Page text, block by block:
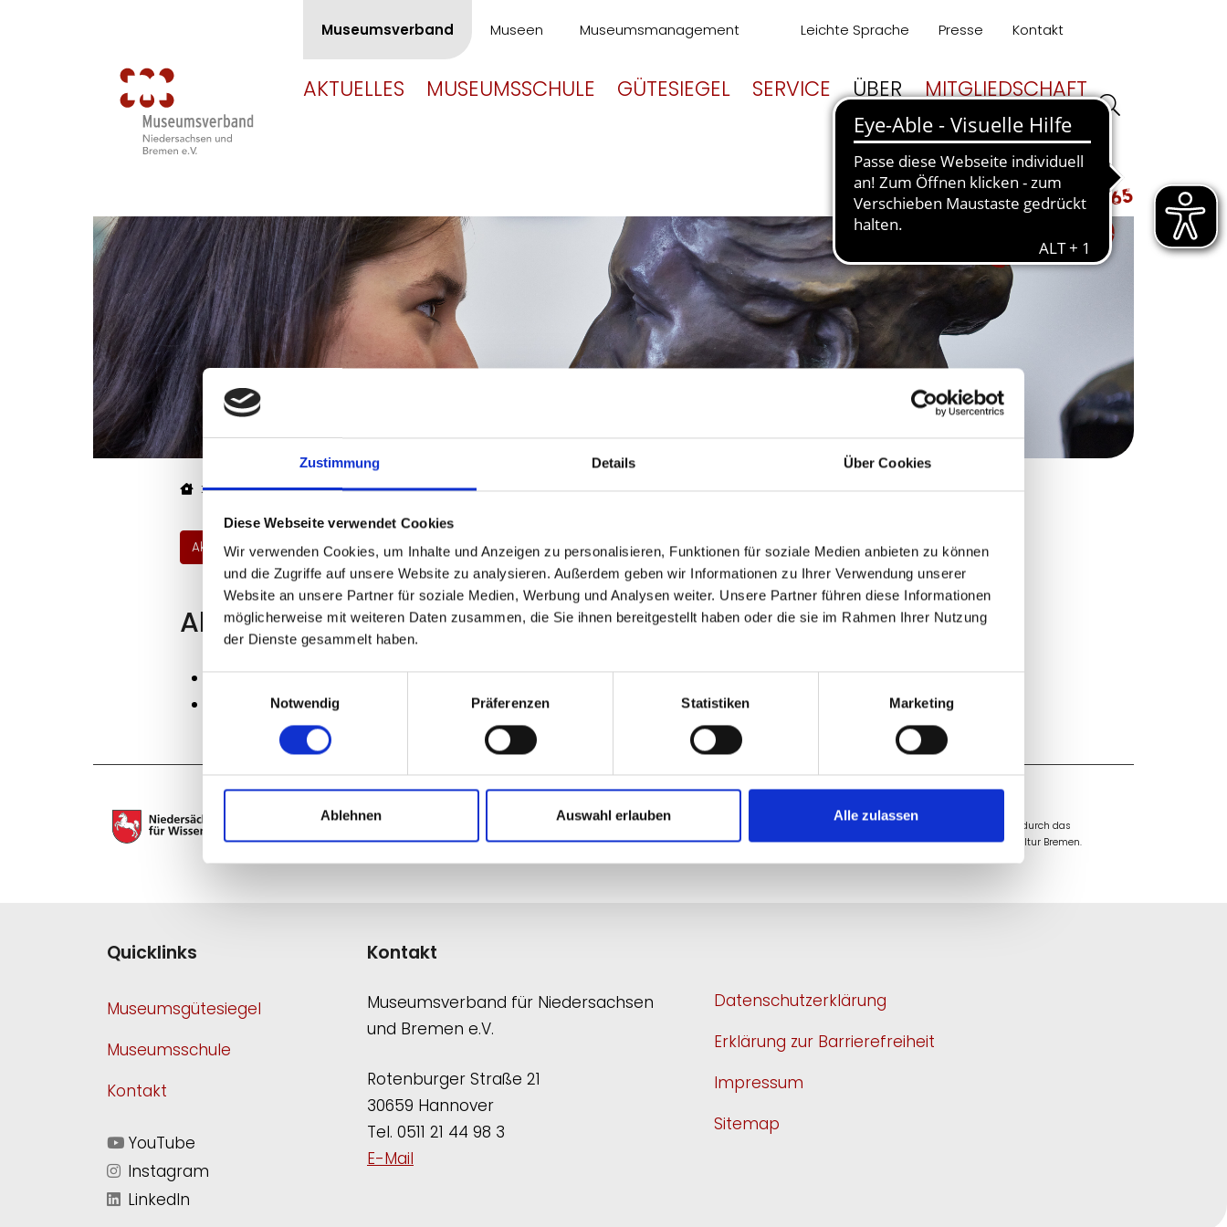
Zustimmung Details Über Cookies
Diese Webseite verwendet Cookies
Wir verwenden Cookies, um Inhalte und Anzeigen zu personalisieren, Funktionen für soziale Medien anbieten zu können
und die Zugriffe auf unsere Website zu analysieren. Außerdem geben wir Informationen zu Ihrer Verwendung unserer
Website an unsere Partner für soziale Medien, Werbung und Analysen weiter. Unsere Partner führen diese Informationen
möglicherweise mit weiteren Daten zusammen, die Sie ihnen bereitgestellt haben oder die sie im Rahmen Ihrer Nutzung
der Dienste gesammelt haben.
Notwendig
Präferenzen Statistiken Marketing
Ablehnen Auswahl erlauben Alle zulassen
Museumsverband Museen Museumsmanagement Leichte Sprache Presse Kontakt
AKTUELLES MUSEUMSSCHULE GÜTESIEGEL SERVICE
ÜBER
UNS
MITGLIEDSCHAFT
Startseite
Museumsverband Über uns Projekte Abgeschlossene Projekte
Aktuelle Projekte Abgeschlossene Projekte
Abgeschlossene Projekte
Digital-analoge Strategie
Erstcheck zu Sammlungsgut aus kolonialen Kontexten
Die Arbeit des Museumsverbandes Niedersachsen und Bremen e.V. wird gefördert durch das
Niedersächsische Ministerium für Wissenschaft und Kultur und den Senator für Kultur Bremen.
Quicklinks
Museumsgütesiegel
Museumsschule
Kontakt
YouTube
Instagram
LinkedIn
Kontakt
Museumsverband für Niedersachsen
und Bremen e.V.
Rotenburger Straße 21
30659 Hannover
Tel. 0511 21 44 98 3
E-Mail
Datenschutzerklärung
Erklärung zur Barrierefreiheit
Impressum
Sitemap